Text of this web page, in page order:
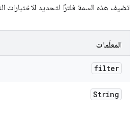
تضيف هذه السمة فلترًا لتحديد الاختبارات
المعلَمات
filter
String